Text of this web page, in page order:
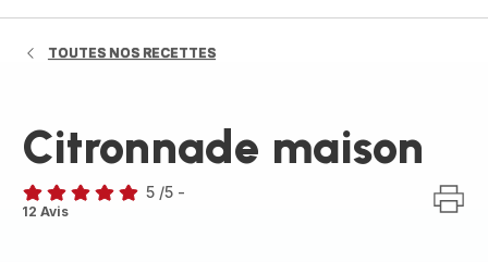
TOUTES NOS RECETTES
Citronnade maison
Avis
5 /5 -
12 Avis